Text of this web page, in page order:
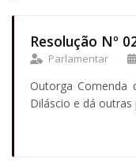
Resolução Nº
Parlamentar
Outorga Comenda
Diláscio e dá outras